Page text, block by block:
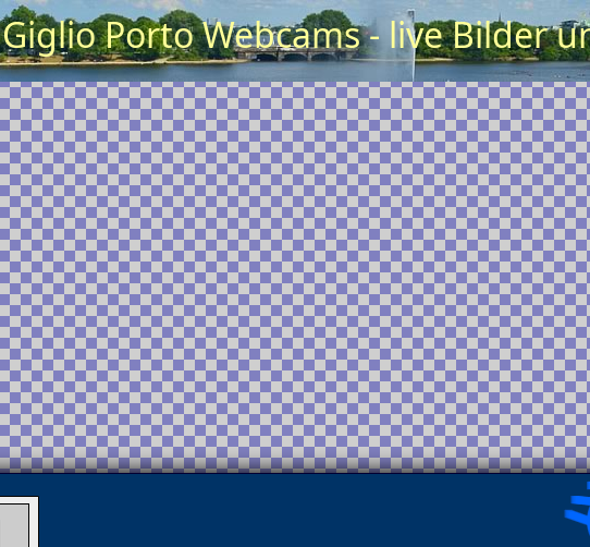
Giglio Porto Webcams - live Bilder